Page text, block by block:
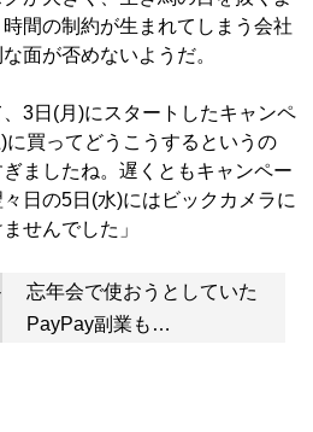
間の制約が生まれてしまう会社
面が否めないようだ。
、3日(月)にスタートしたキャンペ
に買ってどうこうするというの
ましたね。遅くともキャンペー
日の5日(水)にはビックカメラに
せんでした」
忘年会で使おうとしていた
PayPay副業も…